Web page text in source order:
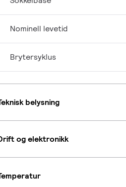
Nominell levetid
Brytersyklus
belysning
og elektronikk